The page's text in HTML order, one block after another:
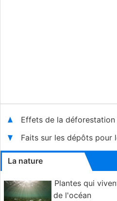
Effets de la
Faits sur les dépôts pour
La nature
Plantes qui
de l'océan